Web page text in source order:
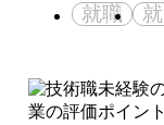
就職